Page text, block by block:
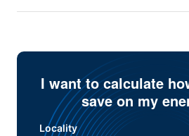
I want to calculate
save on my
Locality